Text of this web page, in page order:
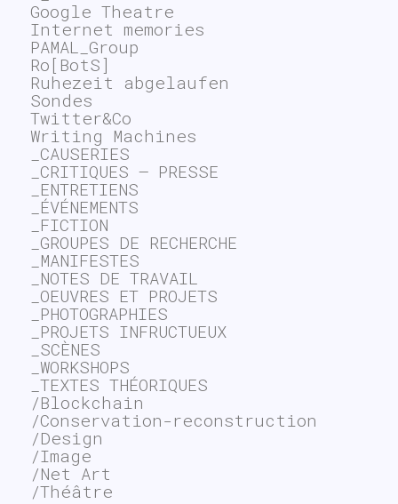
Google Theatre
Internet memories
PAMAL_Group
Ro[BotS]
Ruhezeit abgelaufen
Sondes
Twitter&Co
Writing Machines
_CAUSERIES
_CRITIQUES – PRESSE
_ENTRETIENS
_ÉVÉNEMENTS
_FICTION
_GROUPES DE RECHERCHE
_MANIFESTES
_NOTES DE TRAVAIL
_OEUVRES ET PROJETS
_PHOTOGRAPHIES
_PROJETS INFRUCTUEUX
_SCÈNES
_WORKSHOPS
_TEXTES THÉORIQUES
/Blockchain
/Conservation-reconstruction
/Design
/Image
/Net Art
/Théâtre